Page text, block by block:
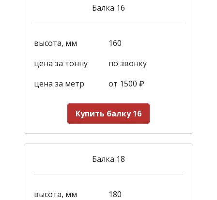
Балка 16
высота, мм
160
цена за тонну
по звонку
цена за метр
от 1500 ₽
Купить балку 16
Балка 18
высота, мм
180